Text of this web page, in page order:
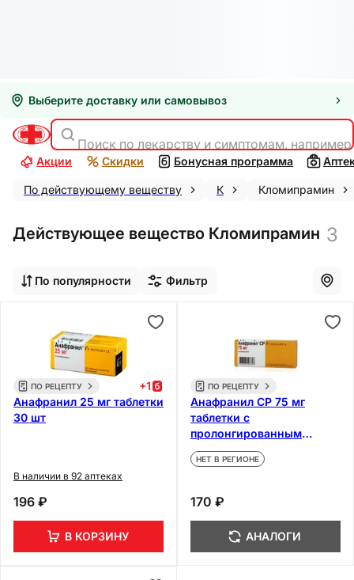
Выберите доставку или самовывоз
Поиск по лекарству и симптомам,
Акции Скидки Бонусная программа
По действующему веществу К Кломипрамин
Действующее вещество Кломипрамин 3
По популярности Фильтр
ПО РЕЦЕПТУ +1
Анафранил 25 мг таблетки
30 шт
В наличии в 92 аптеках
196 ₽
В КОРЗИНУ
ПО РЕЦЕПТУ
Анафранил СР 75 мг
таблетки с
пролонгированным
высвобождением 10 шт
НЕТ В РЕГИОНЕ
170 ₽
АНАЛОГИ